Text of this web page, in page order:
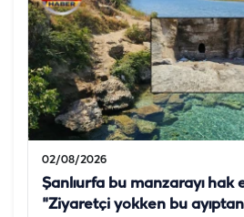
02/08/2026
Şanlıurfa bu manzarayı hak
"Ziyaretçi yokken bu